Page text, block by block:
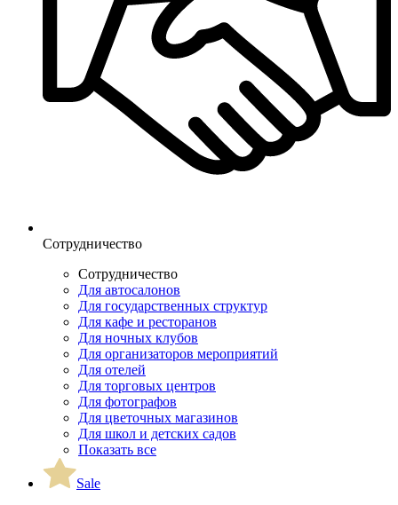
Сотрудничество
Сотрудничество
Для автосалонов
Для государственных структур
Для кафе и ресторанов
Для ночных клубов
Для организаторов мероприятий
Для отелей
Для торговых центров
Для фотографов
Для цветочных магазинов
Для школ и детских садов
Показать все
Sale